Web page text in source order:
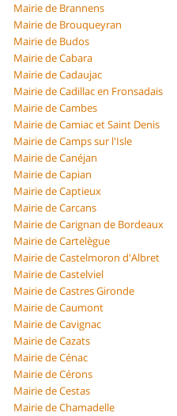
Mairie de Brannens
Mairie de Brouqueyran
Mairie de Budos
Mairie de Cabara
Mairie de Cadaujac
Mairie de Cadillac en Fronsadais
Mairie de Cambes
Mairie de Camiac et Saint Denis
Mairie de Camps sur l'Isle
Mairie de Canéjan
Mairie de Capian
Mairie de Captieux
Mairie de Carcans
Mairie de Carignan de Bordeaux
Mairie de Cartelègue
Mairie de Castelmoron d'Albret
Mairie de Castelviel
Mairie de Castres Gironde
Mairie de Caumont
Mairie de Cavignac
Mairie de Cazats
Mairie de Cénac
Mairie de Cérons
Mairie de Cestas
Mairie de Chamadelle